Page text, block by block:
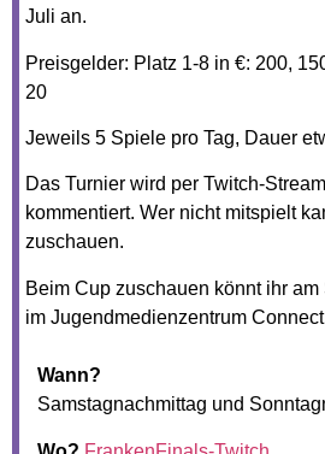
Juli an.
Preisgelder: Platz 1-8 in €: 200,
20
Jeweils 5 Spiele pro Tag, Dauer
Das Turnier wird per Twitch-
kommentiert. Wer nicht mitspielt
zuschauen.
Beim Cup zuschauen könnt ihr
im Jugendmedienzentrum
Wann?
Samstagnachmittag und